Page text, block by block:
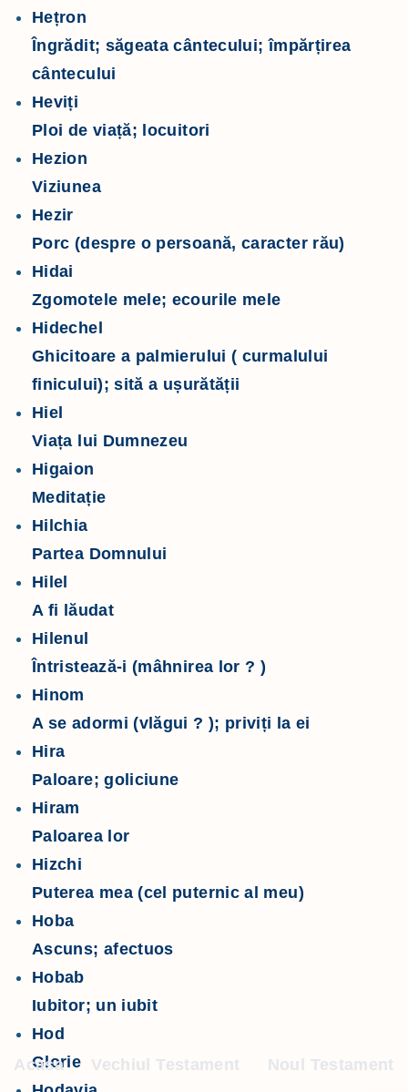
Hețron
Îngrădit; săgeata cântecului; împărțirea
cântecului
Heviți
Ploi de viață; locuitori
Hezion
Viziunea
Hezir
Porc (despre o persoană, caracter rău)
Hidai
Zgomotele mele; ecourile mele
Hidechel
Ghicitoare a palmierului ( curmalului
finicului); sită a ușurătății
Hiel
Viața lui Dumnezeu
Higaion
Meditație
Hilchia
Partea Domnului
Hilel
A fi lăudat
Hilenul
Întristează-i (mâhnirea lor ? )
Hinom
A se adormi (vlăgui ? ); priviți la ei
Hira
Paloare; goliciune
Hiram
Paloarea lor
Hizchi
Puterea mea (cel puternic al meu)
Hoba
Ascuns; afectuos
Hobab
Iubitor; un iubit
Hod
Glorie
Acasa Vechiul Testament Noul Testament